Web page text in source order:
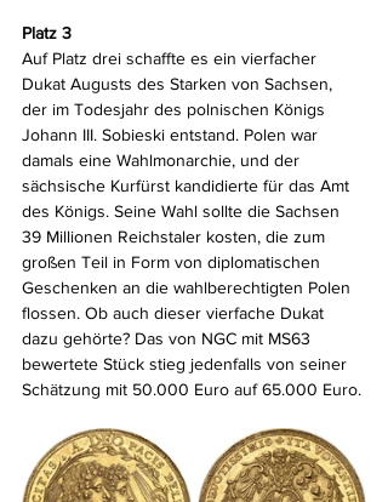
Platz 3
Auf Platz drei schaffte es ein vierfacher
Dukat Augusts des Starken von Sachsen,
der im Todesjahr des polnischen Königs
Johann III. Sobieski entstand. Polen war
damals eine Wahlmonarchie, und der
sächsische Kurfürst kandidierte für das Amt
des Königs. Seine Wahl sollte die Sachsen
39 Millionen Reichstaler kosten, die zum
großen Teil in Form von diplomatischen
Geschenken an die wahlberechtigten Polen
flossen. Ob auch dieser vierfache Dukat
dazu gehörte? Das von NGC mit MS63
bewertete Stück stieg jedenfalls von seiner
Schätzung mit 50.000 Euro auf 65.000 Euro.